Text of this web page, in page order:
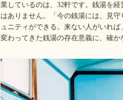
業しているのは、32軒です。銭湯を
はありません。「今の銭湯には、見
ュニティができる。来ない人がいれ
変わってきた銭湯の存在意義に、確か